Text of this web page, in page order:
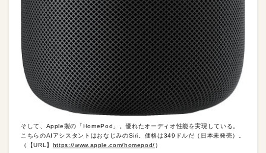
そして、Apple製の「HomePod」。優れたオーディオ性能を実現している。
こちらのAIアシスタントはおなじみのSiri。価格は349ドルだ（日本未発売）。
（【URL】 https://www.apple.com/homepod/）